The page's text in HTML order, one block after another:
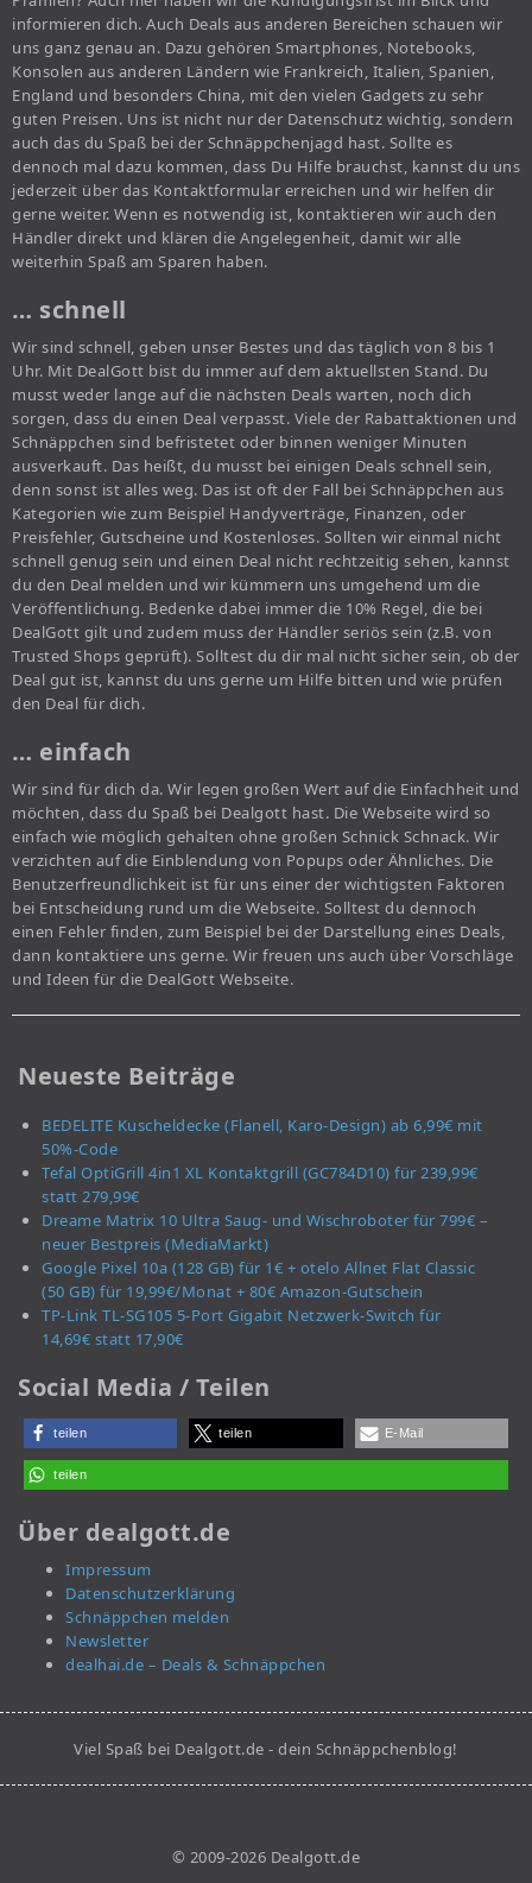
informieren dich. Auch Deals aus anderen Bereichen schauen wir
uns ganz genau an. Dazu gehören Smartphones, Notebooks,
Konsolen aus anderen Ländern wie Frankreich, Italien, Spanien,
England und besonders China, mit den vielen Gadgets zu sehr
guten Preisen. Uns ist nicht nur der Datenschutz wichtig, sondern
auch das du Spaß bei der Schnäppchenjagd hast. Sollte es
dennoch mal dazu kommen, dass Du Hilfe brauchst, kannst du uns
jederzeit über das Kontaktformular erreichen und wir helfen dir
gerne weiter. Wenn es notwendig ist, kontaktieren wir auch den
Händler direkt und klären die Angelegenheit, damit wir alle
weiterhin Spaß am Sparen haben.
… schnell
Wir sind schnell, geben unser Bestes und das täglich von 8 bis 1
Uhr. Mit DealGott bist du immer auf dem aktuellsten Stand. Du
musst weder lange auf die nächsten Deals warten, noch dich
sorgen, dass du einen Deal verpasst. Viele der Rabattaktionen und
Schnäppchen sind befristetet oder binnen weniger Minuten
ausverkauft. Das heißt, du musst bei einigen Deals schnell sein,
denn sonst ist alles weg. Das ist oft der Fall bei Schnäppchen aus
Kategorien wie zum Beispiel Handyverträge, Finanzen, oder
Preisfehler, Gutscheine und Kostenloses. Sollten wir einmal nicht
schnell genug sein und einen Deal nicht rechtzeitig sehen, kannst
du den Deal melden und wir kümmern uns umgehend um die
Veröffentlichung. Bedenke dabei immer die 10% Regel, die bei
DealGott gilt und zudem muss der Händler seriös sein (z.B. von
Trusted Shops geprüft). Solltest du dir mal nicht sicher sein, ob der
Deal gut ist, kannst du uns gerne um Hilfe bitten und wie prüfen
den Deal für dich.
… einfach
Wir sind für dich da. Wir legen großen Wert auf die Einfachheit und
möchten, dass du Spaß bei Dealgott hast. Die Webseite wird so
einfach wie möglich gehalten ohne großen Schnick Schnack. Wir
verzichten auf die Einblendung von Popups oder Ähnliches. Die
Benutzerfreundlichkeit ist für uns einer der wichtigsten Faktoren
bei Entscheidung rund um die Webseite. Solltest du dennoch
einen Fehler finden, zum Beispiel bei der Darstellung eines Deals,
dann kontaktiere uns gerne. Wir freuen uns auch über Vorschläge
und Ideen für die DealGott Webseite.
Neueste Beiträge
BEDELITE Kuscheldecke (Flanell, Karo-Design) ab 6,99€ mit
50%-Code
Tefal OptiGrill 4in1 XL Kontaktgrill (GC784D10) für 239,99€
statt 279,99€
Dreame Matrix 10 Ultra Saug- und Wischroboter für 799€ –
neuer Bestpreis (MediaMarkt)
Google Pixel 10a (128 GB) für 1€ + otelo Allnet Flat Classic
(50 GB) für 19,99€/Monat + 80€ Amazon-Gutschein
TP-Link TL-SG105 5-Port Gigabit Netzwerk-Switch für
14,69€ statt 17,90€
Social Media / Teilen
teilen teilen E-Mail
teilen
Über dealgott.de
Impressum
Datenschutzerklärung
Schnäppchen melden
Newsletter
dealhai.de – Deals & Schnäppchen
Viel Spaß bei Dealgott.de - dein Schnäppchenblog!
© 2009-2026 Dealgott.de